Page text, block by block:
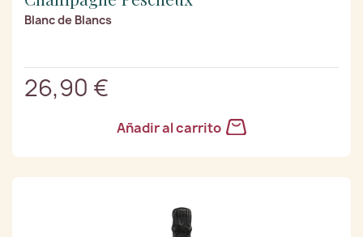
Blanc de Blancs
26,90 €
Añadir al carrito